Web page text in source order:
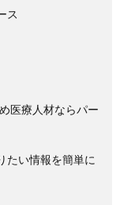
ス
医療人材ならパー
たい情報を簡単に